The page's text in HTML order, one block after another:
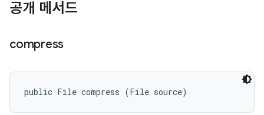
공개 메서드
compress
public File compress (File source)